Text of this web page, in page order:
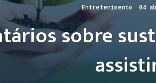
Entretenimento 04
sobre